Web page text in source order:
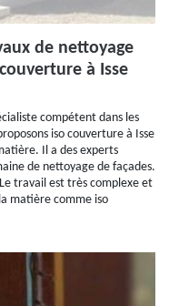
de nettoyage
à Isse
compétent dans les
iso couverture à Isse
Il a des experts
de nettoyage de façades.
travail est très complexe et
matière comme iso